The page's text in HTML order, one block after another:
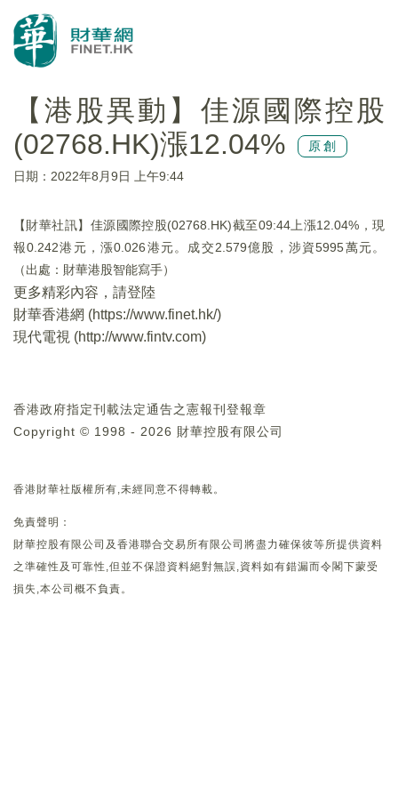
【港股異動】佳源國際控股
(02768.HK)漲12.04%
原創
日期：2022年8月9日 上午9:44
【財華社訊】佳源國際控股(02768.HK)截至09:44上漲12.04%，現
報0.242港元，漲0.026港元。成交2.579億股，涉資5995萬元。
（出處：財華港股智能寫手）
更多精彩內容，請登陸
財華香港網 (https://www.finet.hk/)
現代電視 (http://www.fintv.com)
香港政府指定刊載法定通告之憲報刊登報章
Copyright © 1998 - 2026 財華控股有限公司
香港財華社版權所有,未經同意不得轉載。
免責聲明：
財華控股有限公司及香港聯合交易所有限公司將盡力確保彼等所提供資料
之準確性及可靠性,但並不保證資料絕對無誤,資料如有錯漏而令閣下蒙受
損失,本公司概不負責。